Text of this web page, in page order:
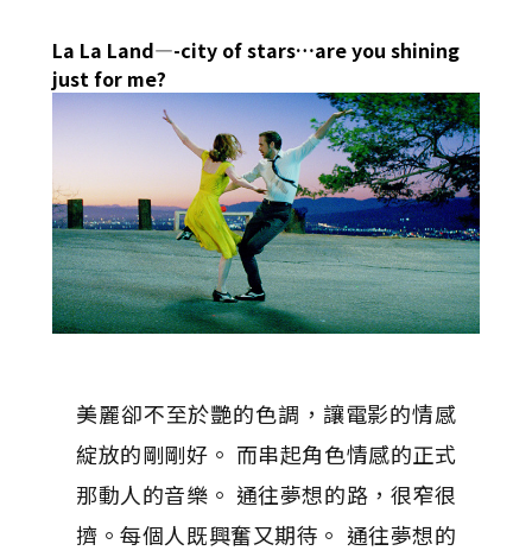
La La Land—-city of stars…are you shining
just for me?
美麗卻不至於艷的色調，讓電影的情感
綻放的剛剛好。 而串起角色情感的正式
那動人的音樂。 通往夢想的路，很窄很
擠。每個人既興奮又期待。 通往夢想的